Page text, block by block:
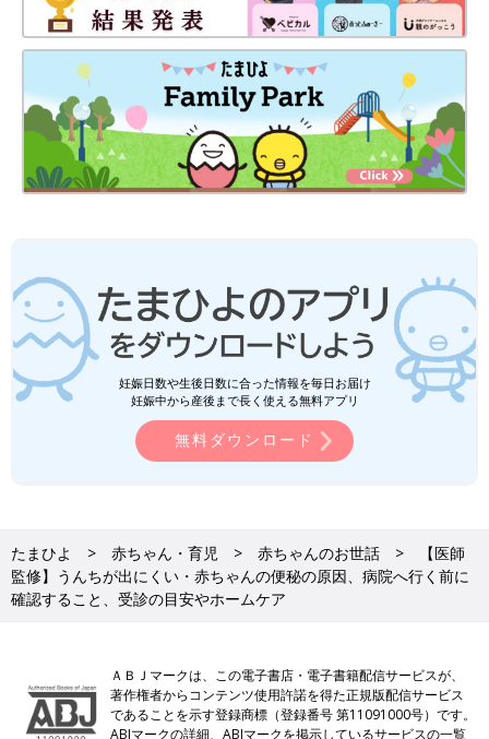
妊娠日数や生後日数に合った情報を毎日お届け
妊娠中から産後まで長く使える無料アプリ
無料ダウンロード
たまひよ 赤ちゃん・育児 赤ちゃんのお世話
【医師
監修】うんちが出にくい・赤ちゃんの便秘の原因、病院へ行く前に
確認すること、受診の目安やホームケア
ＡＢＪマークは、この電子書店・電子書籍配信サービスが、
著作権者からコンテンツ使用許諾を得た正規版配信サービス
であることを示す登録商標（登録番号 第11091000号）です。
ABJマークの詳細、ABJマークを掲示しているサービスの一覧